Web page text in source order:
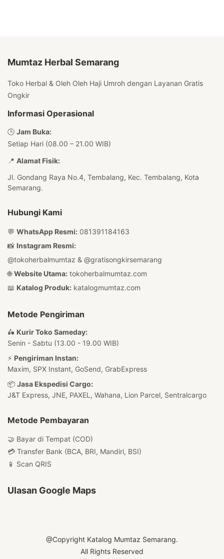
Mumtaz Herbal Semarang
Toko Herbal & Oleh Oleh Haji Umroh dengan Layanan Gratis
Ongkir
Informasi Operasional
🕒 Jam Buka:
Setiap Hari (08.00 – 21.00 WIB)
📍 Alamat Fisik:
Jl. Gondang Raya No.4, Tembalang, Kec. Tembalang, Kota
Semarang.
Hubungi Kami
💬 WhatsApp Resmi: 081391184163
📸 Instagram Resmi:
@tokoherbalmumtaz & @gratisongkirsemarang
🌐Website Utama: tokoherbalmumtaz.com
📖 Katalog Produk: katalogmumtaz.com
Metode Pengiriman
🛵 Kurir Toko Sameday:
Senin - Sabtu (13.00 - 19.00 WIB)
⚡ Pengiriman Instan:
Maxim, SPX Instant, GoSend, GrabExpress
📦 Jasa Ekspedisi Cargo:
J&T Express, JNE, PAXEL, Wahana, Lion Parcel, Sentralcargo
Metode Pembayaran
🤝 Bayar di Tempat (COD)
💳 Transfer Bank (BCA, BRI, Mandiri, BSI)
📱 Scan QRIS
Ulasan Google Maps
@Copyright Katalog Mumtaz Semarang.
All Rights Reserved